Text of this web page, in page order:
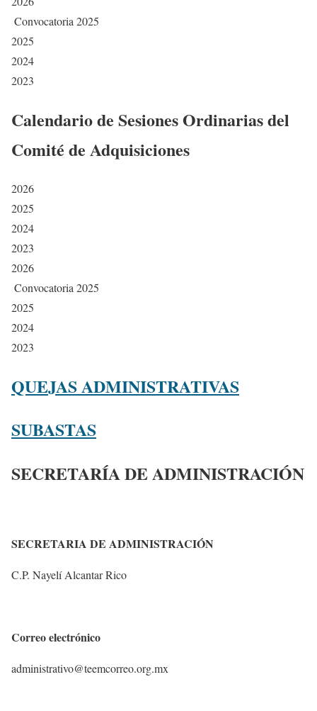
Convocatoria 2025
2025
2024
2023
Calendario de Sesiones Ordinarias del
Comité de Adquisiciones
2026
2025
2024
2023
2026
Convocatoria 2025
2025
2024
2023
QUEJAS ADMINISTRATIVAS
SUBASTAS
SECRETARÍA DE ADMINISTRACIÓN
SECRETARIA DE ADMINISTRACIÓN
C.P. Nayelí Alcantar Rico
Correo electrónico
administrativo@teemcorreo.org.mx